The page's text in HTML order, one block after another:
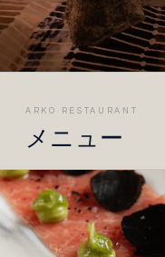
ARKO RESTAURANT
メニュー